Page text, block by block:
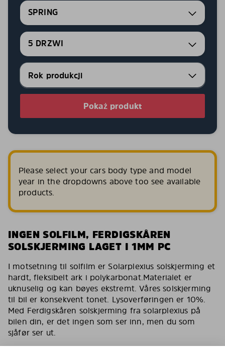
SPRING
5 DRZWI
Pokaż produkt
Please select your cars body type and model
year in the dropdowns above too see available
products.
INGEN SOLFILM, FERDIGSKÅREN
SOLSKJERMING LAGET I 1MM PC
I motsetning til solfilm er Solarplexius solskjerming et
hardt, fleksibelt ark i polykarbonat.Materialet er
uknuselig og kan bøyes ekstremt. Våres solskjerming
til bil er konsekvent tonet. Lysoverføringen er 10%.
Med Ferdigskåren solskjerming fra solarplexius på
bilen din, er det ingen som ser inn, men du som
sjåfør ser ut.